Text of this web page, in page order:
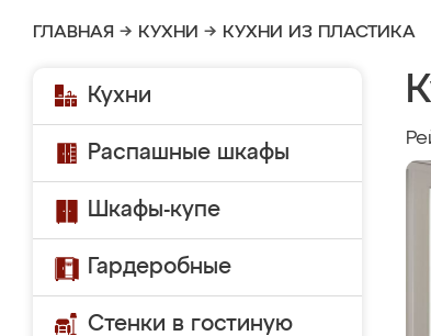
ГЛАВНАЯ → КУХНИ → КУХНИ ИЗ ПЛАСТИКА
Кухни
Распашные шкафы
Шкафы-купе
Гардеробные
Стенки в гостиную